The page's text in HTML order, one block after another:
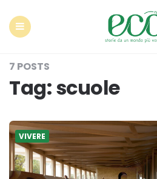
7 POSTS
Tag:scuole
VIVERE